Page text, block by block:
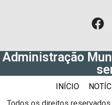
Administração
INÍCIO
Todos os direitos